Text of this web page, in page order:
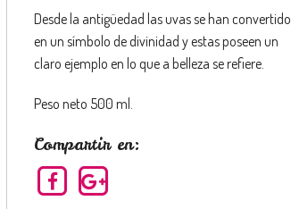
Desde la antigüedad las uvas se han convertido
en un símbolo de divinidad y estas poseen un
claro ejemplo en lo que a belleza se refiere.
Peso neto 500 ml.
Compartir en: